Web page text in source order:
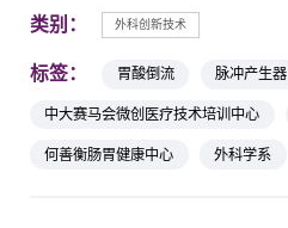
类别： 外科创新技术
标签： 胃酸倒流 脉冲产生器
中大赛马会微创医疗技术培训中心
何善衡肠胃健康中心
外科学系